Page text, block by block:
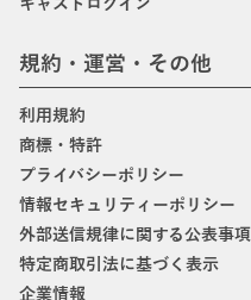
キャストログイン
規約・運営・その他
利用規約
商標・特許
プライバシーポリシー
情報セキュリティーポリシー
外部送信規律に関する公表事項
特定商取引法に基づく表示
企業情報